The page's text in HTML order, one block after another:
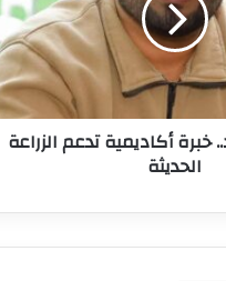
خبرة أكاديمية تدعم الزراعة
الحديثة